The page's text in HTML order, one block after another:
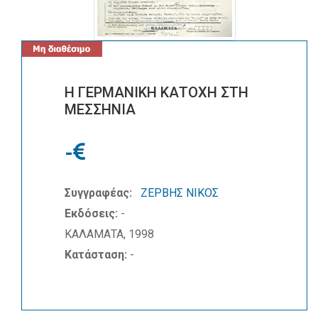
Η ΓΕΡΜΑΝΙΚΗ ΚΑΤΟΧΗ ΣΤΗ
ΜΕΣΣΗΝΙΑ
-
Συγγραφέας:
ΖΕΡΒΗΣ ΝΙΚΟΣ
Εκδόσεις: -
ΚΑΛΑΜΑΤΑ, 1998
Κατάσταση: -